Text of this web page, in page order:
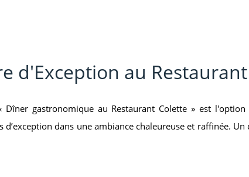
d'Exception au
gastronomique au Restaurant Colette » est
dans une ambiance chaleureuse et raffinée.